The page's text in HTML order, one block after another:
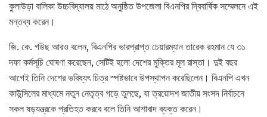
কুলাউড়া বালিকা উচ্চবিদ্যালয় মাঠে অনুষ্ঠিত উপজেলা বিএনপির দ্বিবার্ষিক সম্মেলনে এই
মন্তব্য করেন।
জি. কে. গউছ আরও বলেন, বিএনপির ভারপ্রাপ্ত চেয়ারম্যান তারেক রহমান যে ৩১
দফা কর্মসূচি ঘোষণা করেছেন, সেটিই হলো দেশের মুক্তির মূল রাস্তা। দুই বছর
আগেই তিনি দেশের ভবিষ্যৎ চিত্র স্পষ্টভাবে উপস্থাপন করেছিলেন। বিএনপি এখন
কাউন্সিলের মাধ্যমে নতুন নেতৃত্ব গড়ে তুলছে, যা ত্রয়োদশ জাতীয় সংসদ নির্বাচনে
সকল ষড়যন্ত্রকে প্রতিহত করবে বলে তিনি আশাবাদ ব্যক্ত করেন।